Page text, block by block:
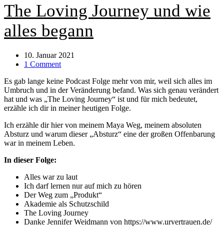
The Loving Journey und wie
alles begann
10. Januar 2021
1 Comment
Es gab lange keine Podcast Folge mehr von mir, weil sich alles im
Umbruch und in der Veränderung befand. Was sich genau verändert
hat und was „The Loving Journey“ ist und für mich bedeutet,
erzähle ich dir in meiner heutigen Folge.
Ich erzähle dir hier von meinem Maya Weg, meinem absoluten
Absturz und warum dieser „Absturz“ eine der großen Offenbarung
war in meinem Leben.
In dieser Folge:
Alles war zu laut
Ich darf lernen nur auf mich zu hören
Der Weg zum „Produkt“
Akademie als Schutzschild
The Loving Journey
Danke Jennifer Weidmann von https://www.urvertrauen.de/